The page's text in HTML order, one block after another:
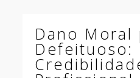
Dano Moral
Defeituoso: